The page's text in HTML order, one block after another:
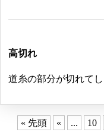
高切れ
道糸の部分が切れてし
« 先頭 « ... 10